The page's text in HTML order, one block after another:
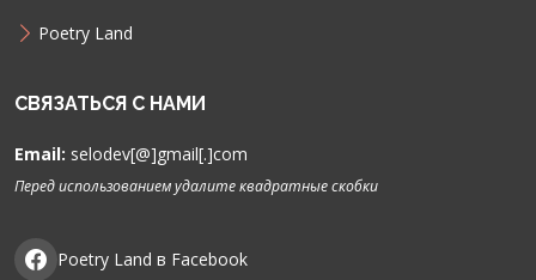
Poetry Land
СВЯЗАТЬСЯ С НАМИ
Email: selodev[@]gmail[.]com
Перед использованием удалите квадратные скобки
Poetry Land в Facebook